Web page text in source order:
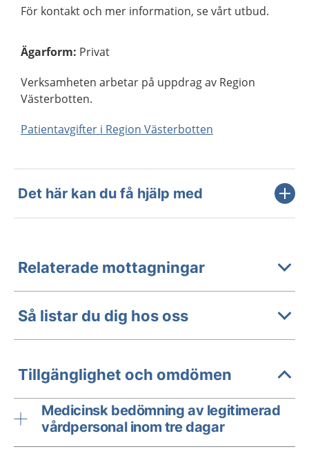
För kontakt och mer information, se vårt utbud.
Ägarform: Privat
Verksamheten arbetar på uppdrag av Region
Västerbotten.
Patientavgifter i Region Västerbotten
Det här kan du få hjälp med
Relaterade mottagningar
Så listar du dig hos oss
Tillgänglighet och omdömen
Medicinsk bedömning av legitimerad
vårdpersonal inom tre dagar